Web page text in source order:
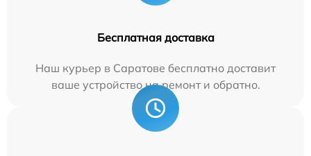
Бесплатная доставка
Наш курьер в Саратове бесплатно доставит
ваше устройство на ремонт и обратно.